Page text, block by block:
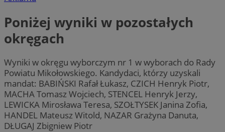
Poniżej wyniki w pozostałych
okręgach
Wyniki w okręgu wyborczym nr 1 w wyborach do Rady
Powiatu Mikołowskiego. Kandydaci, którzy uzyskali
mandat: BABIŃSKI Rafał Łukasz, CZICH Henryk Piotr,
MACHA Tomasz Wojciech, STENCEL Henryk Jerzy,
LEWICKA Mirosława Teresa, SZOŁTYSEK Janina Zofia,
HANDEL Mateusz Witold, NAZAR Grażyna Danuta,
DŁUGAJ Zbigniew Piotr